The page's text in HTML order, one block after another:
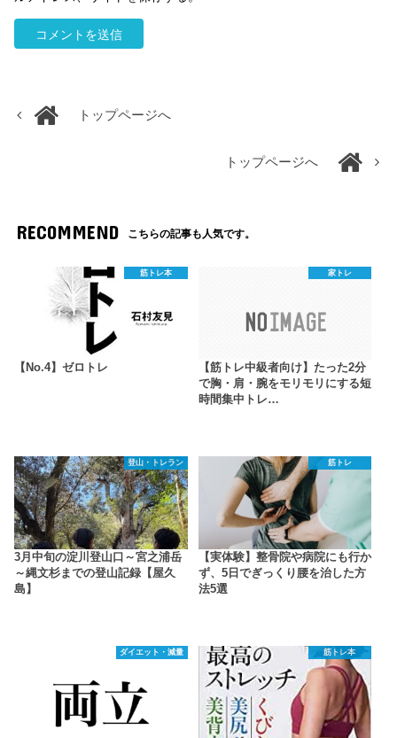
トップページへ
トップページへ
RECOMMEND こちらの記事も人気です。
筋トレ本
【No.4】ゼロトレ
家トレ
【筋トレ中級者向け】たった2分
で胸・肩・腕をモリモリにする短
時間集中トレ…
登山・トレラン
3月中旬の淀川登山口～宮之浦岳
～縄文杉までの登山記録【屋久
島】
筋トレ
【実体験】整骨院や病院にも行か
ず、5日でぎっくり腰を治した方
法5選
ダイエット・減量 筋トレ本